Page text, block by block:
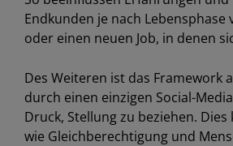
Endkunden je nach
oder einen neuen Job, in denen
Des Weiteren ist das Framework
durch einen einzigen Social-
Druck, Stellung zu beziehen.
wie Gleichberechtigung und